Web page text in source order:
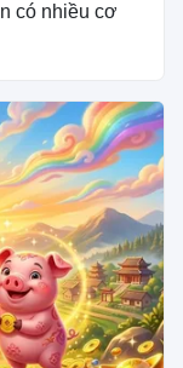
có nhiều cơ